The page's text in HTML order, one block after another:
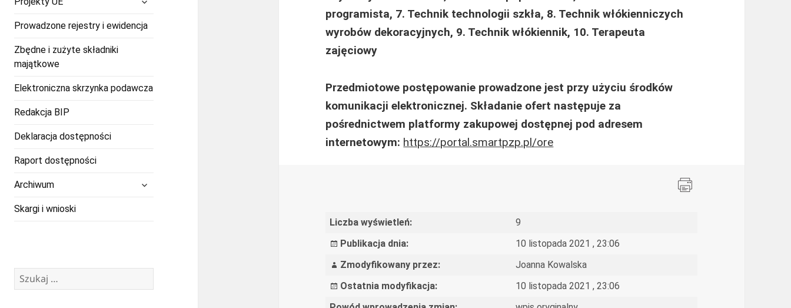
potomne
Prowadzone rejestry i ewidencja
Zbędne i zużyte składniki
majątkowe
Elektroniczna skrzynka podawcza
Redakcja BIP
Deklaracja dostępności
Raport dostępności
Archiwum
Skargi i wnioski
Szukaj:
programista, 7. Technik technologii szkła, 8. Technik włókienniczych
wyrobów dekoracyjnych, 9. Technik włókiennik, 10. Terapeuta
zajęciowy
Przedmiotowe postępowanie prowadzone jest przy użyciu środków
komunikacji elektronicznej. Składanie ofert następuje za
pośrednictwem platformy zakupowej dostępnej pod adresem
internetowym: https://portal.smartpzp.pl/ore
Liczba wyświetleń:
9
Publikacja dnia:
10 listopada 2021 , 23:06
Zmodyfikowany przez:
Joanna Kowalska
Ostatnia modyfikacja:
10 listopada 2021 , 23:06